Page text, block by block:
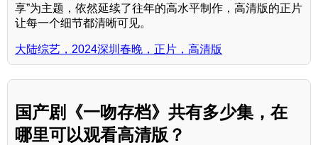
享”为主题，依然延续了往年的高水平制作，高清版的正片
让每一个细节都清晰可见。
大陆综艺，2024深圳春晚，正片，高清版
国产剧《一吻存档》共有多少集，在
哪里可以观看高清版？